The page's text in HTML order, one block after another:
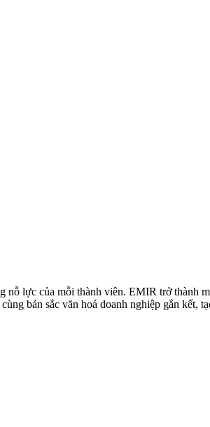
lực của mỗi thành viên. EMIR trở thành
bản sắc văn hoá doanh nghiệp gắn kết,